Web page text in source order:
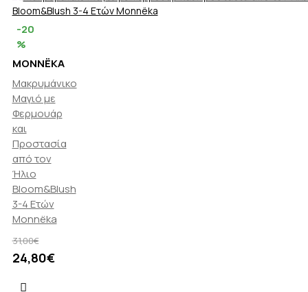
-20
%
MONNËKA
Μακρυμάνικο
Μαγιό με
Φερμουάρ
και
Προστασία
από τον
Ήλιο
Bloom&Blush
3-4 Ετών
Monnëka
31,00€
24,80€